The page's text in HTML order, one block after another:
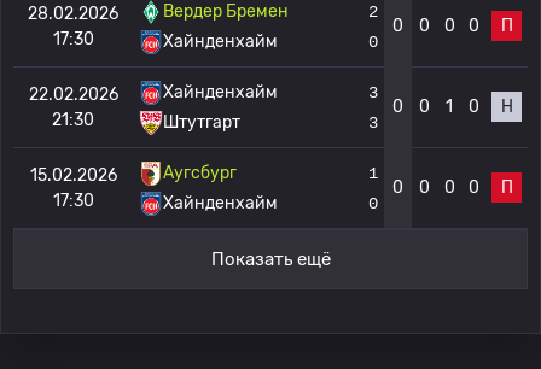
28.02.2026
17:30
Вердер Бремен
Хайнденхайм
2
0
0 0 0 0 П
22.02.2026
21:30
Хайнденхайм
Штутгарт
3
3
0 0 1 0 Н
15.02.2026
17:30
Аугсбург
Хайнденхайм
1
0
0 0 0 0 П
Показать ещё